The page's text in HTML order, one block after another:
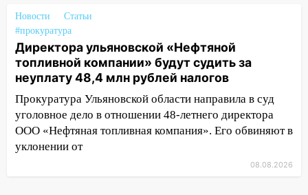
13:08
Ураган ударил по Ульяновску:
сорванные крыши, поваленные деревья,
затопленные улицы и остановившиеся
трамваи
12:17
Ульяновск накрыл крупный град:
после ливня город снова уходит под
воду
12:12 Прокуратура взяла на контроль
ДТП с шестилетним ребёнком на улице
Новости
Статьи
#прокуратура
Директора ульяновской «Нефтяной
топливной компании» будут судить за
неуплату 48,4 млн рублей налогов
Прокуратура Ульяновской области направила в суд
уголовное дело в отношении 48-летнего директора
ООО «Нефтяная топливная компания». Его обвиняют в
уклонении от
08.08.2026